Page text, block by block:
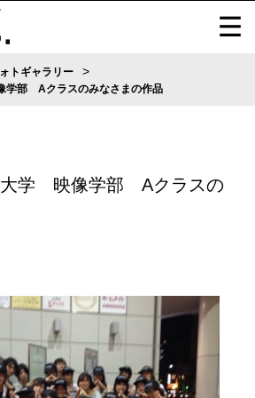
トギャラリー >
部 Aクラスのみなさまの作品
学 映像学部 Aクラスの